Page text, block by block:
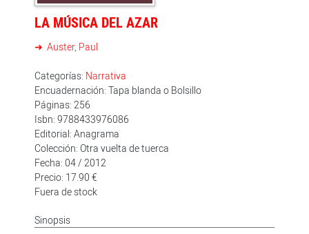
LA MÚSICA DEL AZAR
Auster, Paul
Categorías: Narrativa
Encuadernación: Tapa blanda o Bolsillo
Páginas: 256
Isbn: 9788433976086
Editorial: Anagrama
Colección: Otra vuelta de tuerca
Fecha: 04 / 2012
Precio: 17.90 €
Fuera de stock
Sinopsis